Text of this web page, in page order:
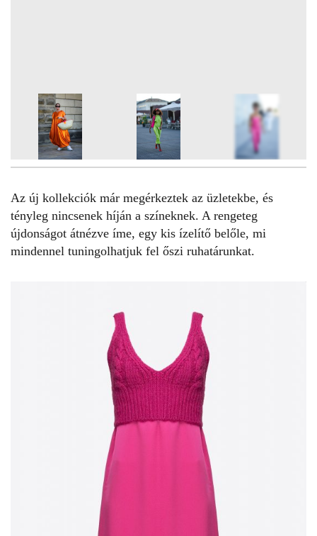
Az új kollekciók már megérkeztek az üzletekbe, és
tényleg nincsenek híján a színeknek. A rengeteg
újdonságot átnézve íme, egy kis ízelítő belőle, mi
mindennel tuningolhatjuk fel őszi ruhatárunkat.